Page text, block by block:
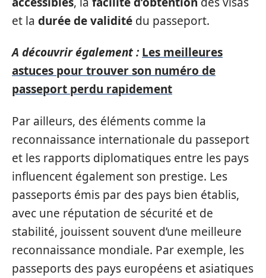
et la durée de validité du passeport.
A découvrir également : Les meilleures
astuces pour trouver son numéro de
passeport perdu rapidement
Par ailleurs, des éléments comme la
reconnaissance internationale du passeport
et les rapports diplomatiques entre les pays
influencent également son prestige. Les
passeports émis par des pays bien établis,
avec une réputation de sécurité et de
stabilité, jouissent souvent d’une meilleure
reconnaissance mondiale. Par exemple, les
passeports des pays européens et asiatiques